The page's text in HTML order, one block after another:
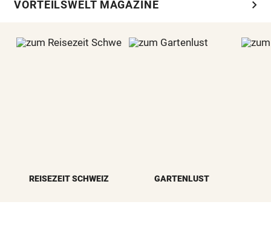
VORTEILSWELT MAGAZINE chevron_right
REISEZEIT SCHWEIZ GARTENLUST